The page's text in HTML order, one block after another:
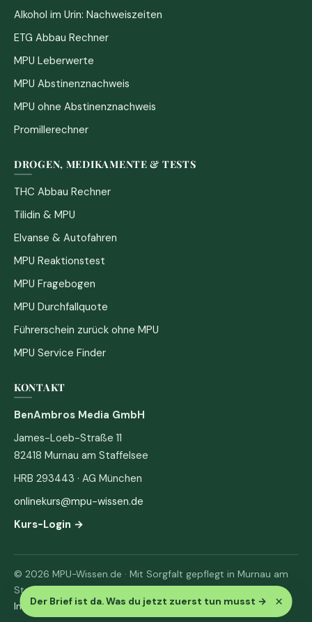
Der Brief ist da. Was du jetzt zuerst tun musst → ×
Alkohol im Urin: Nachweiszeiten
ETG Abbau Rechner
MPU Leberwerte
MPU Abstinenznachweis
MPU ohne Abstinenznachweis
Promillerechner
DROGEN, MEDIKAMENTE & TESTS
THC Abbau Rechner
Tilidin & MPU
Elvanse & Autofahren
MPU Reaktionstest
MPU Fragebogen
MPU Durchfallquote
Führerschein zurück ohne MPU
MPU Service Finder
KONTAKT
BenAmbros Media GmbH
James-Loeb-Straße 11
82418 Murnau am Staffelsee
HRB 293443 · AG München
onlinekurs@mpu-wissen.de
Kurs-Login →
© 2026 MPU-Wissen.de · Mit Sorgfalt gepflegt in Murnau am
Staffelsee
Impressum· Datenschutz & AGB